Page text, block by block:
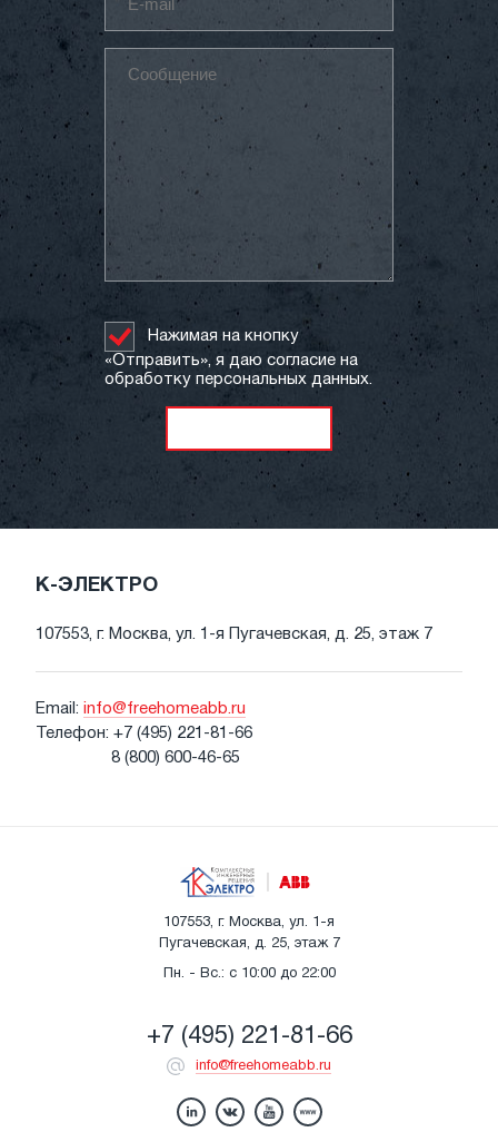
Нажимая на кнопку
«Отправить», я даю согласие на
обработку персональных данных.
К-ЭЛЕКТРО
107553, г. Москва, ул. 1-я Пугачевская, д. 25, этаж 7
Email: info@freehomeabb.ru
Телефон: +7 (495) 221-81-66
8 (800) 600-46-65
107553, г. Москва, ул. 1-я
Пугачевская, д. 25, этаж 7
Пн. - Вс.: с 10:00 до 22:00
+7 (495) 221-81-66
info@freehomeabb.ru